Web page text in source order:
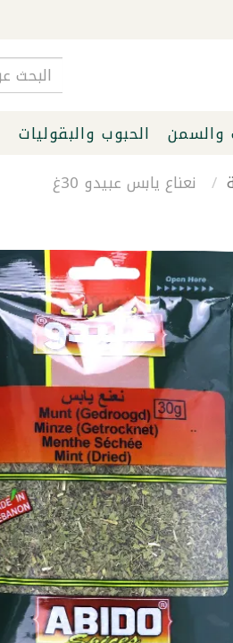
والسمن الحبوب والبقوليات
نعناع يابس عبيدو 30غ